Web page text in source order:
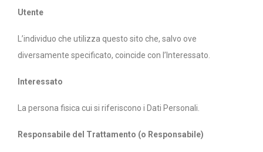
Utente
L’individuo che utilizza questo sito che, salvo ove
diversamente specificato, coincide con l’Interessato.
Interessato
La persona fisica cui si riferiscono i Dati Personali.
Responsabile del Trattamento (o Responsabile)